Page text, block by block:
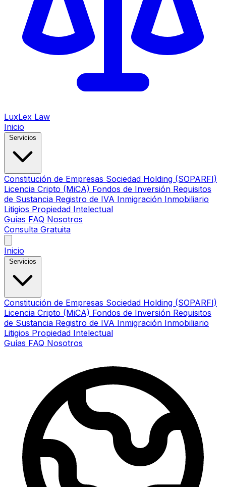
LuxLex Law
Inicio
Constitución de Empresas Sociedad Holding (SOPARFI)
Licencia Cripto (MiCA) Fondos de Inversión Requisitos
de Sustancia Registro de IVA Inmigración Inmobiliario
Litigios Propiedad Intelectual
Guías FAQ Nosotros
Consulta Gratuita
Inicio
Constitución de Empresas Sociedad Holding (SOPARFI)
Licencia Cripto (MiCA) Fondos de Inversión Requisitos
de Sustancia Registro de IVA Inmigración Inmobiliario
Litigios Propiedad Intelectual
Guías FAQ Nosotros